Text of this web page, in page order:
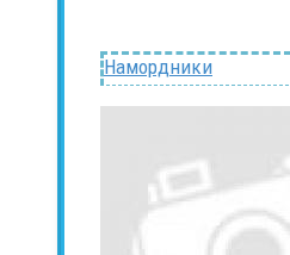
Намордники